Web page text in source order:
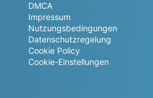
DMCA
Impressum
Nutzungsbedingungen
Datenschutzregelung
Cookie Policy
Cookie-Einstellungen